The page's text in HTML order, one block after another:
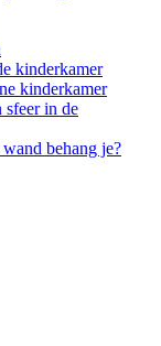
kinderkamer
kinderkamer
sfeer in de
behang je?